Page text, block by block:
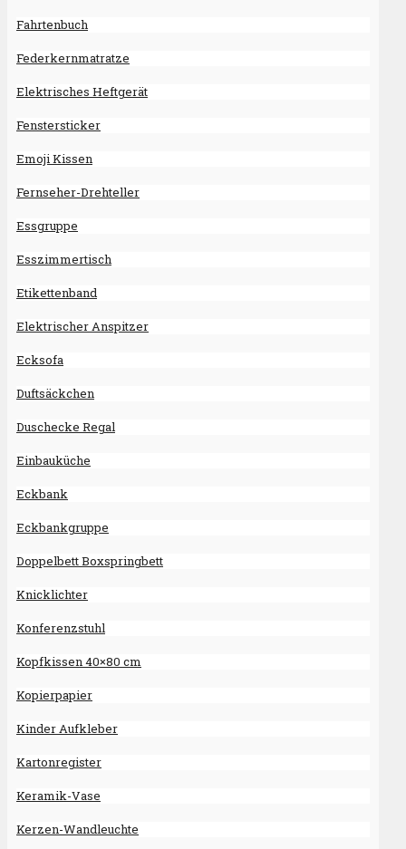
Fahrtenbuch
Federkernmatratze
Elektrisches Heftgerät
Fenstersticker
Emoji Kissen
Fernseher-Drehteller
Essgruppe
Esszimmertisch
Etikettenband
Elektrischer Anspitzer
Ecksofa
Duftsäckchen
Duschecke Regal
Einbauküche
Eckbank
Eckbankgruppe
Doppelbett Boxspringbett
Knicklichter
Konferenzstuhl
Kopfkissen 40×80 cm
Kopierpapier
Kinder Aufkleber
Kartonregister
Keramik-Vase
Kerzen-Wandleuchte